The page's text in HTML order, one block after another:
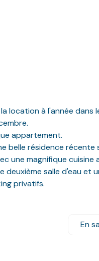
location à l'année
appartement.
belle résidence
une magnifique
salle d'eau et
privatifs.
dans les honoraires de
En